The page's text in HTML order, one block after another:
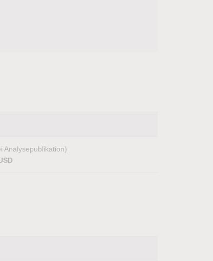
Analysepublikation)